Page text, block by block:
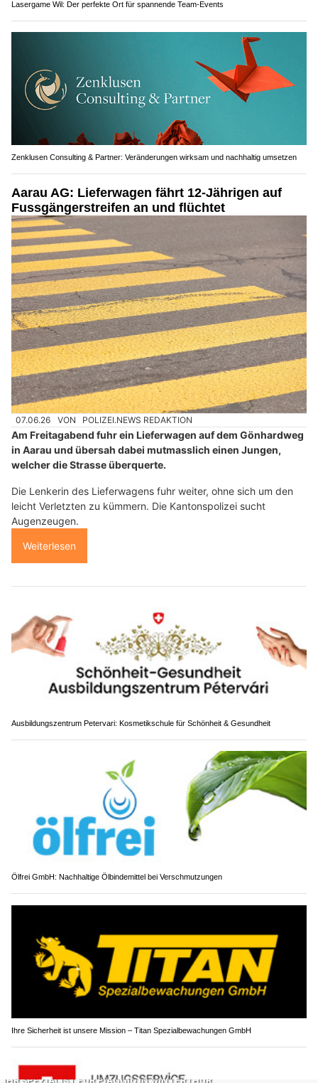
Lasergame Wil: Der perfekte Ort für spannende Team-Events
Zenklusen Consulting & Partner: Veränderungen wirksam und nachhaltig umsetzen
Aarau AG: Lieferwagen fährt 12-Jährigen auf
Fussgängerstreifen an und flüchtet
07.06.26 VON POLIZEI.NEWS REDAKTION
Am Freitagabend fuhr ein Lieferwagen auf dem Gönhardweg
in Aarau und übersah dabei mutmasslich einen Jungen,
welcher die Strasse überquerte.
Die Lenkerin des Lieferwagens fuhr weiter, ohne sich um den
leicht Verletzten zu kümmern. Die Kantonspolizei sucht
Augenzeugen.
Weiterlesen
Ausbildungszentrum Petervari: Kosmetikschule für Schönheit & Gesundheit
Ölfrei GmbH: Nachhaltige Ölbindemittel bei Verschmutzungen
Ihre Sicherheit ist unsere Mission – Titan Spezialbewachungen GmbH